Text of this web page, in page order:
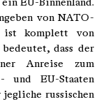
EU-Binnenland.
von NATO-
ist komplett von
bedeutet, dass der
Anreise zum
und EU-Staaten
russischen